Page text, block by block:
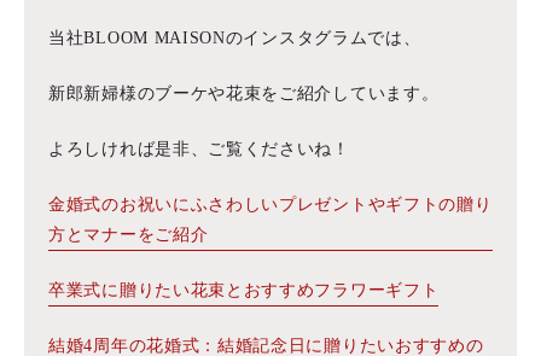
当社BLOOM MAISONのインスタグラムでは、
新郎新婦様のブーケや花束をご紹介しています。
よろしければ是非、ご覧くださいね！
金婚式のお祝いにふさわしいプレゼントやギフトの贈り
方とマナーをご紹介
卒業式に贈りたい花束とおすすめフラワーギフト
結婚4周年の花婚式：結婚記念日に贈りたいおすすめの